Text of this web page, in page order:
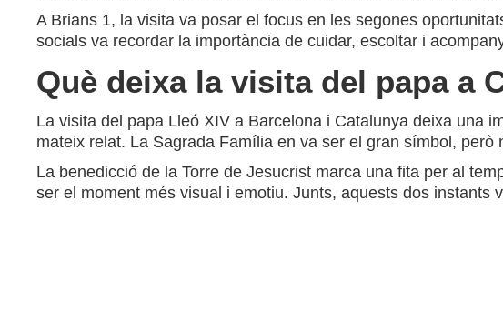
A Brians 1, la visita va posar el focus en les segones
socials va recordar la importància de cuidar, escoltar i
Què deixa la visita del papa a
La visita del papa Lleó XIV a Barcelona i Catalunya deixa una
mateix relat. La Sagrada Família en va ser el gran símbol, però
La benedicció de la Torre de Jesucrist marca una fita per al
ser el moment més visual i emotiu. Junts, aquests dos